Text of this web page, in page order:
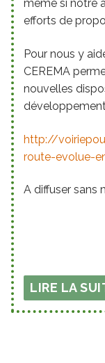
même si notre
efforts de
Pour nous y
CEREMA
nouvelles
http://
route-evolue-
A diffuser sans
LIRE LA